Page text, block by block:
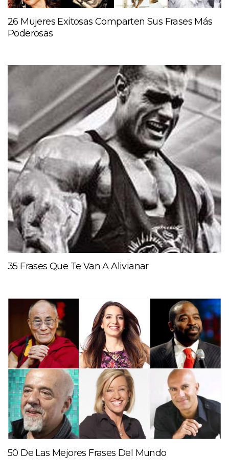
26 Mujeres Exitosas Comparten Sus Frases Más
Poderosas
35 Frases Que Te Van A Alivianar
50 De Las Mejores Frases Del Mundo